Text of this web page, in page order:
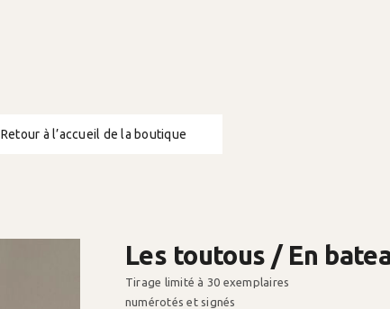
Retour à l’accueil de la boutique
Les toutous / En
Tirage limité à 30 exemplaires
numérotés et signés